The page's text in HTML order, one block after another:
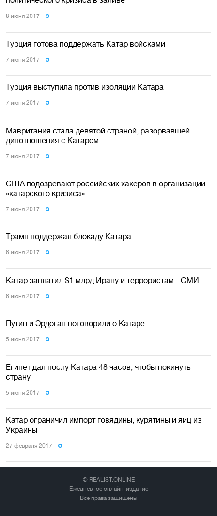
8 июня 2017
Турция готова поддержать Катар войсками
7 июня 2017
Турция выступила против изоляции Катара
7 июня 2017
Мавритания стала девятой страной, разорвавшей
дипотношения с Катаром
7 июня 2017
США подозревают российских хакеров в организации
«катарского кризиса»
7 июня 2017
Трамп поддержал блокаду Катара
6 июня 2017
Катар заплатил $1 млрд Ирану и террористам - СМИ
6 июня 2017
Путин и Эрдоган поговорили о Катаре
5 июня 2017
Египет дал послу Катара 48 часов, чтобы покинуть
страну
5 июня 2017
Катар ограничил импорт говядины, курятины и яиц из
Украины
27 февраля 2017
© REALIST.ONLINE
Ежедневное онлайн-издание
Все права защищены